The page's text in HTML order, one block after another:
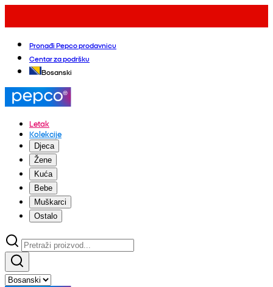
Pronađi Pepco prodavnicu
Centar za podršku
Bosanski
Letak
Kolekcije
Djeca
Žene
Kuća
Bebe
Muškarci
Ostalo